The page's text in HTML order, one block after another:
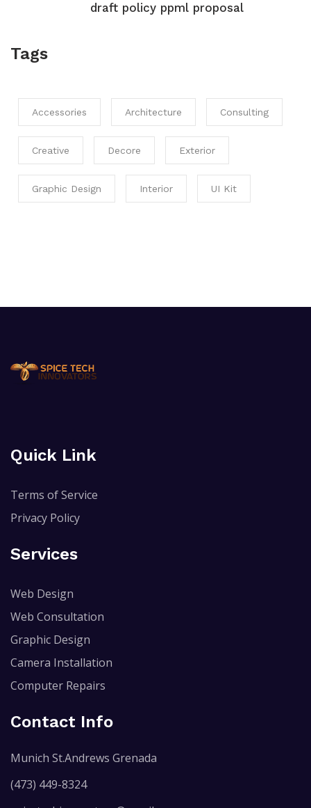
draft policy ppml proposal
Tags
Accessories Architecture Consulting
Creative Decore Exterior
Graphic Design Interior UI Kit
Quick Link
Terms of Service
Privacy Policy
Services
Web Design
Web Consultation
Graphic Design
Camera Installation
Computer Repairs
Contact Info
Munich St.Andrews Grenada
(473) 449-8324